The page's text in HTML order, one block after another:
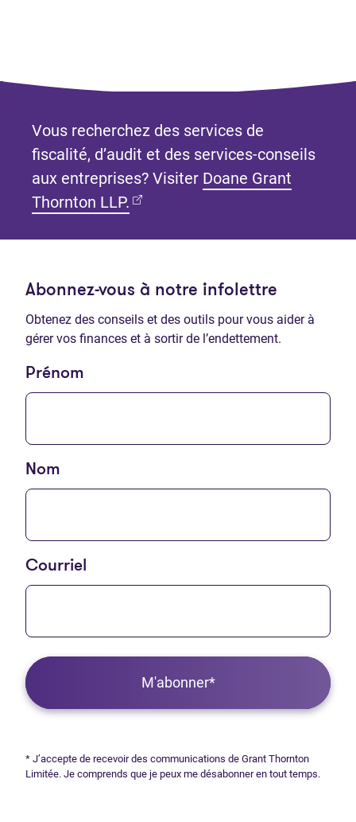
Vous recherchez des services de
fiscalité, d’audit et des services-conseils
aux entreprises? Visiter Doane Grant
Thornton LLP. (Ouvre dans un nouvel onglet)
Abonnez-vous à notre infolettre
Obtenez des conseils et des outils pour vous aider à
gérer vos finances et à sortir de l’endettement.
Prénom
Nom
Courriel
M'abonner*
* J’accepte de recevoir des communications de Grant Thornton
Limitée. Je comprends que je peux me désabonner en tout temps.